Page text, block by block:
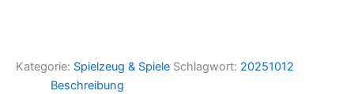
Kategorie: Spielzeug & Spiele Schlagwort: 20251012
Beschreibung